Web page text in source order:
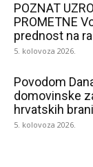
POZNAT
PROMETNE
prednost na
5. kolovoza 2026.
Povodom
domovinske
hrvatskih
5. kolovoza 2026.